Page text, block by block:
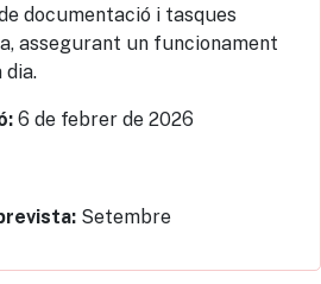
documentació i tasques
assegurant un funcionament
dia.
6 de febrer de 2026
Setembre